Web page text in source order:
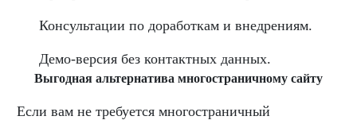
Консультации по доработкам и внедрениям.
Демо-версия без контактных данных.
Выгодная альтернатива многостраничному сайту
Если вам не требуется многостраничный